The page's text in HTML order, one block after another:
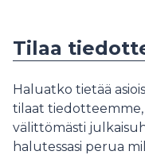
Tilaa
Haluatko tietää
tilaat tiedotteemme,
välittömästi
halutessasi perua